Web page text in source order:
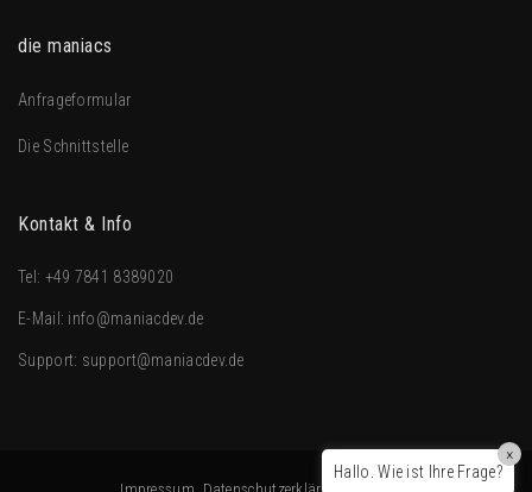
die maniacs
Anfrageformular
Die Schnittstelle
Kontakt & Info
Tel: +49 7841 8389020
E-Mail: info@maniacdev.de
Support: support@maniacdev.de
Hallo. Wie ist Ihre Frage?
×